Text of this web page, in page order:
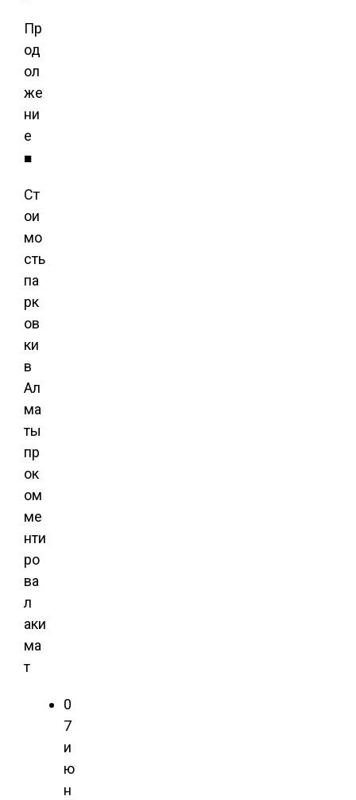
Пр
од
ол
же
ни
е
■
Ст
ои
мо
сть
па
рк
ов
ки
в
Ал
ма
ты
пр
ок
ом
ме
нти
ро
ва
л
аки
ма
т
0
7
и
ю
н